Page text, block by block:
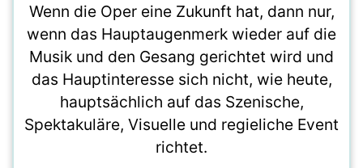
Wenn die Oper eine Zukunft hat, dann nur,
wenn das Hauptaugenmerk wieder auf die
Musik und den Gesang gerichtet wird und
das Hauptinteresse sich nicht, wie heute,
hauptsächlich auf das Szenische,
Spektakuläre, Visuelle und regieliche Event
richtet.